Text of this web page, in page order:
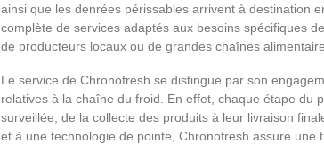
ainsi que les denrées périssables arrivent à destination
complète de services adaptés aux besoins spécifiques
de producteurs locaux ou de grandes chaînes
Le service de Chronofresh se distingue par son
relatives à la chaîne du froid. En effet, chaque étape du
surveillée, de la collecte des produits à leur livraison
et à une technologie de pointe, Chronofresh assure une